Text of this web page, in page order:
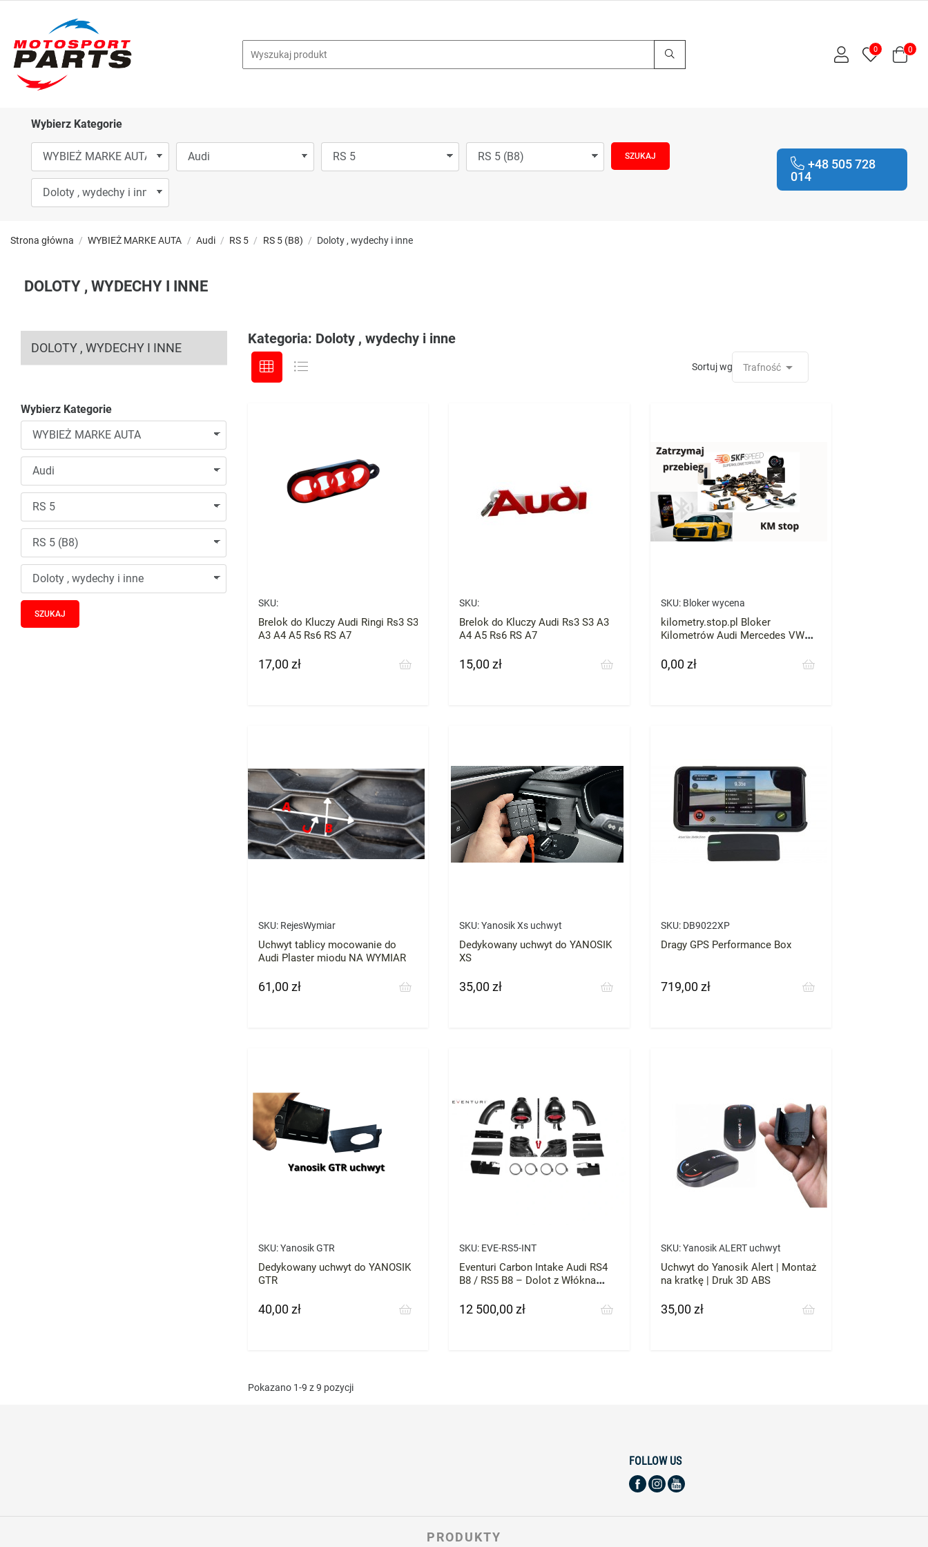
0 0
Wybierz Kategorie
+48 505 728
014
Strona główna WYBIEŻ MARKE AUTA Audi RS 5 RS 5 (B8) Doloty , wydechy i inne
DOLOTY , WYDECHY I INNE
DOLOTY , WYDECHY I INNE
Wybierz Kategorie
Kategoria: Doloty , wydechy i inne
Sortuj wg: Trafność
SKU:
Brelok do Kluczy Audi Ringi Rs3 S3
A3 A4 A5 Rs6 RS A7
Cena
17,00 zł
SKU:
Brelok do Kluczy Audi Rs3 S3 A3
A4 A5 Rs6 RS A7
Cena
15,00 zł
SKU: Bloker wycena
kilometry.stop.pl Bloker
Kilometrów Audi Mercedes VW
licznik przebieg
Cena
0,00 zł
SKU: RejesWymiar
Uchwyt tablicy mocowanie do
Audi Plaster miodu NA WYMIAR
Cena
61,00 zł
SKU: Yanosik Xs uchwyt
Dedykowany uchwyt do YANOSIK
XS
Cena
35,00 zł
SKU: DB9022XP
Dragy GPS Performance Box
Cena
719,00 zł
SKU: Yanosik GTR
Dedykowany uchwyt do YANOSIK
GTR
Cena
40,00 zł
SKU: EVE-RS5-INT
Eventuri Carbon Intake Audi RS4
B8 / RS5 B8 – Dolot z Włókna
Cena
12 500,00 zł
SKU: Yanosik ALERT uchwyt
Uchwyt do Yanosik Alert | Montaż
na kratkę | Druk 3D ABS
Cena
35,00 zł
Pokazano 1-9 z 9 pozycji
FOLLOW US
PRODUKTY